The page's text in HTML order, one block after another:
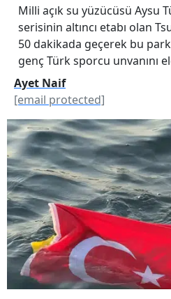
Milli açık su yüzücüsü Aysu
serisinin altıncı etabı olan
50 dakikada geçerek bu
genç Türk sporcu unvanını
Ayet Naif
[email protected]